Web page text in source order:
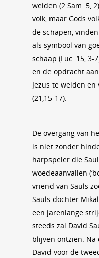
weiden (2 Sam. 5,
volk, maar Gods
de schapen,
als symbool van
schaap (Luc. 15, 3-
en de opdracht
Jezus te weiden
(21,15-17).
De overgang van
is niet zonder
harpspeler die
woedeaanvallen
vriend van Sauls
Sauls dochter
een jarenlange
steeds zal David
blijven ontzien. Na
David voor de